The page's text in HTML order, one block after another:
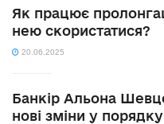
Як працює
нею скористатися?
20.06.2025
Банкір Альона
нові зміни у